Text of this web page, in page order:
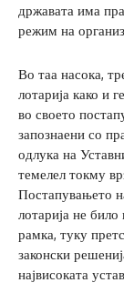
државата има
режим на
Во таа насока,
лотарија како и
во своето
запознаени со
одлука на
темелел токму
Постапувањето
лотарија не
рамка, туку
законски
највисоката